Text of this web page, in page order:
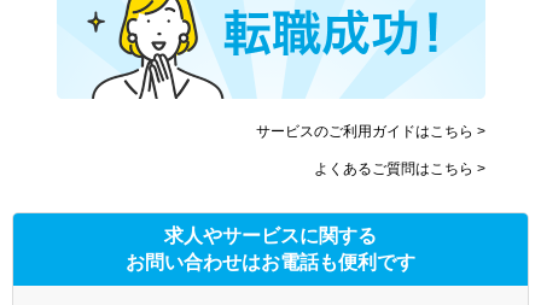
サービスのご利用ガイドはこちら >
よくあるご質問はこちら >
求人やサービスに関する
お問い合わせはお電話も便利です